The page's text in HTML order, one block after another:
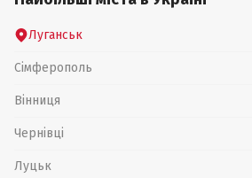
Луганськ
Сімферополь
Вінниця
Чернівці
Луцьк